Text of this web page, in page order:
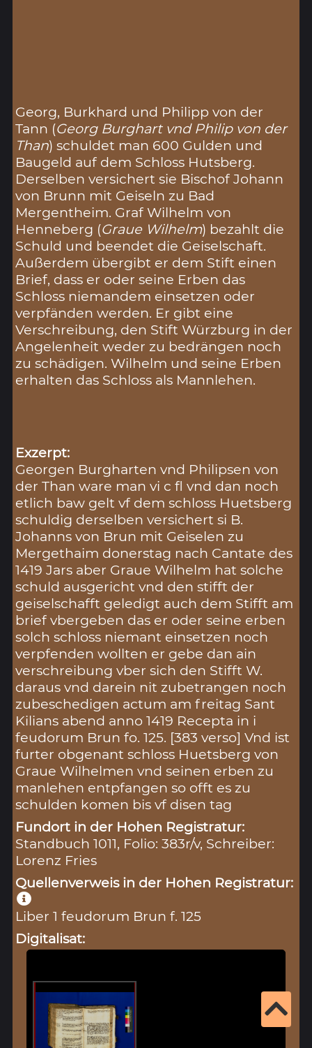
Georg, Burkhard und Philipp von der
Tann (Georg Burghart vnd Philip von der
Than) schuldet man 600 Gulden und
Baugeld auf dem Schloss Hutsberg.
Derselben versichert sie Bischof Johann
von Brunn mit Geiseln zu Bad
Mergentheim. Graf Wilhelm von
Henneberg (Graue Wilhelm) bezahlt die
Schuld und beendet die Geiselschaft.
Außerdem übergibt er dem Stift einen
Brief, dass er oder seine Erben das
Schloss niemandem einsetzen oder
verpfänden werden. Er gibt eine
Verschreibung, den Stift Würzburg in der
Angelenheit weder zu bedrängen noch
zu schädigen. Wilhelm und seine Erben
erhalten das Schloss als Mannlehen.
Exzerpt:
Georgen Burgharten vnd Philipsen von
der Than ware man vi c fl vnd dan noch
etlich baw gelt vf dem schloss Huetsberg
schuldig derselben versichert si B.
Johanns von Brun mit Geiselen zu
Mergethaim donerstag nach Cantate des
1419 Jars aber Graue Wilhelm hat solche
schuld ausgericht vnd den stifft der
geiselschafft geledigt auch dem Stifft am
brief vbergeben das er oder seine erben
solch schloss niemant einsetzen noch
verpfenden wollten er gebe dan ain
verschreibung vber sich den Stifft W.
daraus vnd darein nit zubetrangen noch
zubeschedigen actum am freitag Sant
Kilians abend anno 1419 Recepta in i
feudorum Brun fo. 125. [383 verso] Vnd ist
furter obgenant schloss Huetsberg von
Graue Wilhelmen vnd seinen erben zu
manlehen entpfangen so offt es zu
schulden komen bis vf disen tag
Fundort in der Hohen Registratur:
Standbuch 1011, Folio: 383r/v, Schreiber:
Lorenz Fries
Quellenverweis in der Hohen Registratur:
Liber 1 feudorum Brun f. 125
Digitalisat: